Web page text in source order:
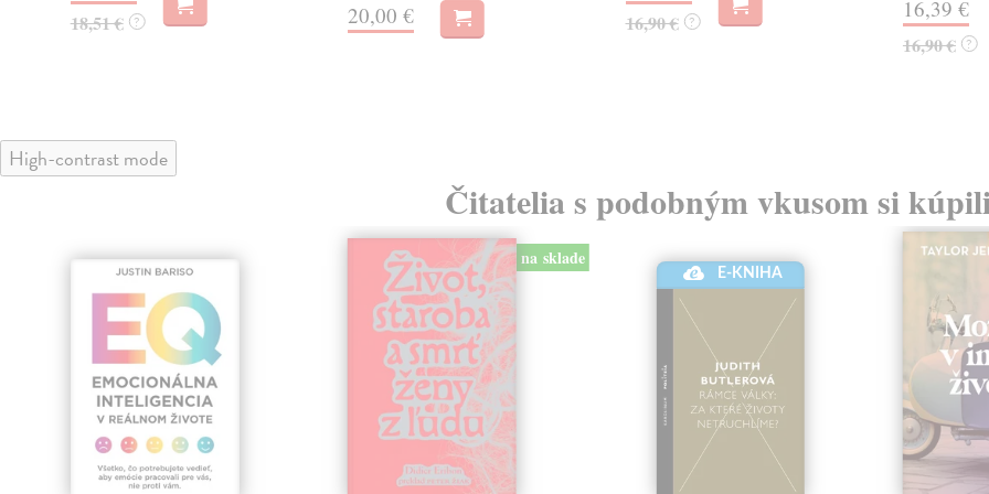
18,51 € ? 20,00 € 16,90 € ? 16,39 €
16,90 € ?
High-contrast mode
Čitatelia s podobným vkusom si
na sklade
E-KNIHA